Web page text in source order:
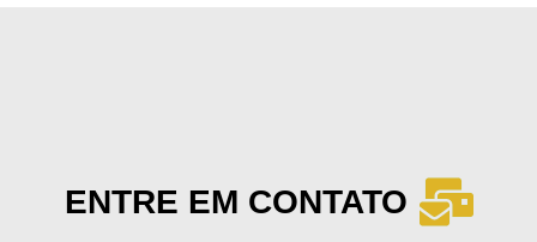
ENTRE EM CONTATO